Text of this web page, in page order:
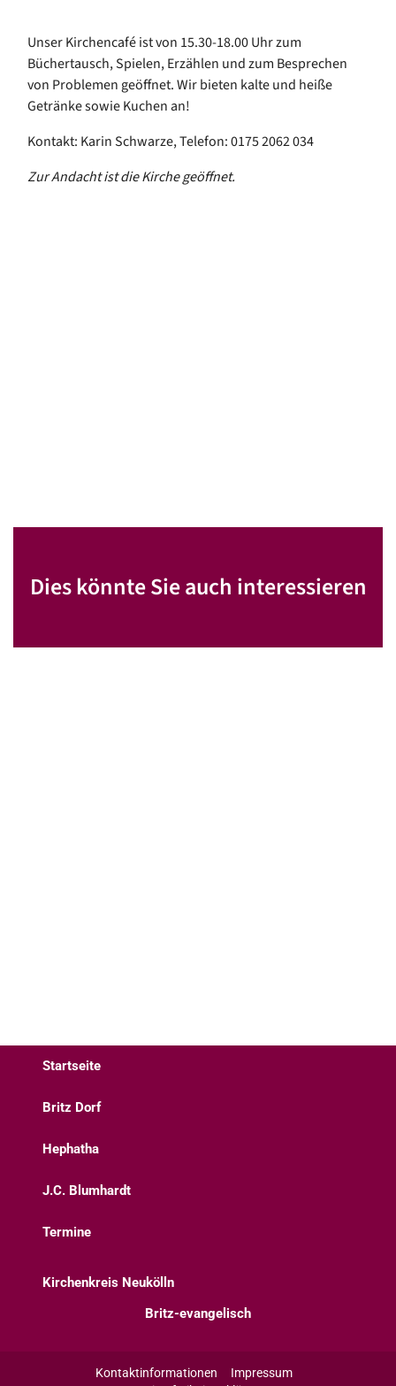
Unser Kirchencafé ist von 15.30-18.00 Uhr zum
Büchertausch, Spielen, Erzählen und zum Besprechen
von Problemen geöffnet. Wir bieten kalte und heiße
Getränke sowie Kuchen an!
Kontakt: Karin Schwarze, Telefon: 0175 2062 034
Zur Andacht ist die Kirche geöffnet.
Dies könnte Sie auch interessieren
Startseite
Britz Dorf
Hephatha
J.C. Blumhardt
Termine
Kirchenkreis Neukölln
Britz-evangelisch
Kontaktinformationen
Impressum